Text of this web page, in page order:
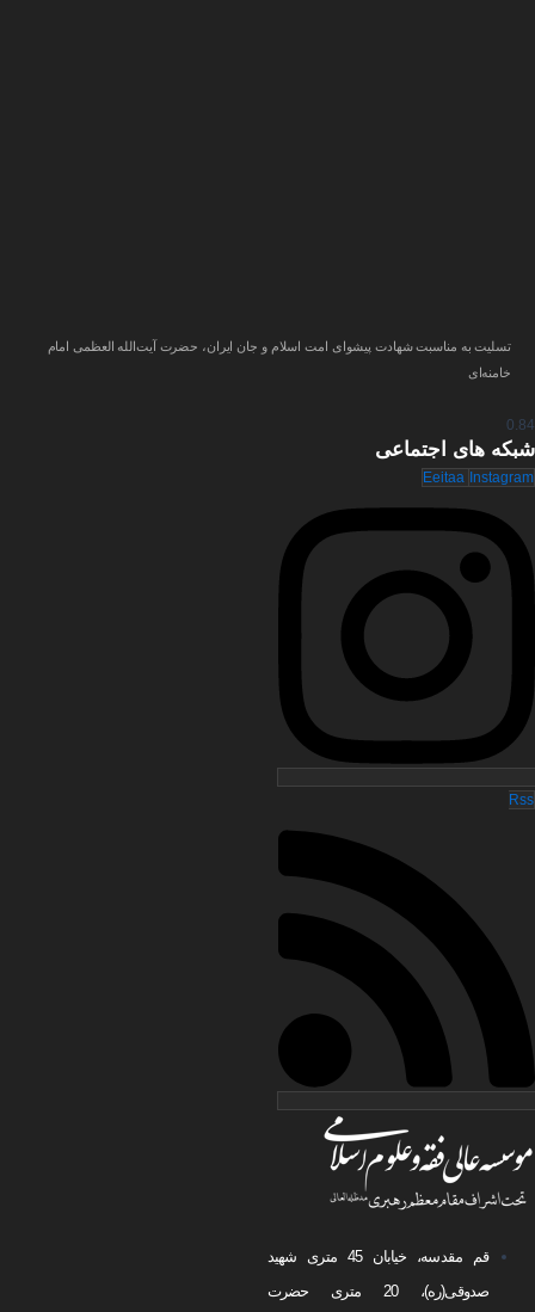
تسلیت به مناسبت شهادت پیشوای امت اسلام و جان ایران، حضرت آیت‌الله العظمی امام
خامنه‌ای
شبکه های اجتماعی
Eeitaa Instagram
Rss
قم مقدسه، خیابان 45 متری شهید
صدوقی(ره)، 20 متری حضرت